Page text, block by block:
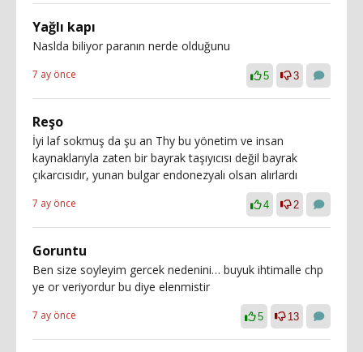
Yağlı kapı
Naslda biliyor paranın nerde olduğunu
7 ay önce 5 3
Reşo
İyi laf sokmuş da şu an Thy bu yönetim ve insan
kaynaklarıyla zaten bir bayrak taşıyıcısı değil bayrak
çıkarcısıdır, yunan bulgar endonezyalı olsan alırlardı
7 ay önce 4 2
Goruntu
Ben size soyleyim gercek nedenini… buyuk ihtimalle chp
ye or veriyordur bu diye elenmistir
7 ay önce 5 13